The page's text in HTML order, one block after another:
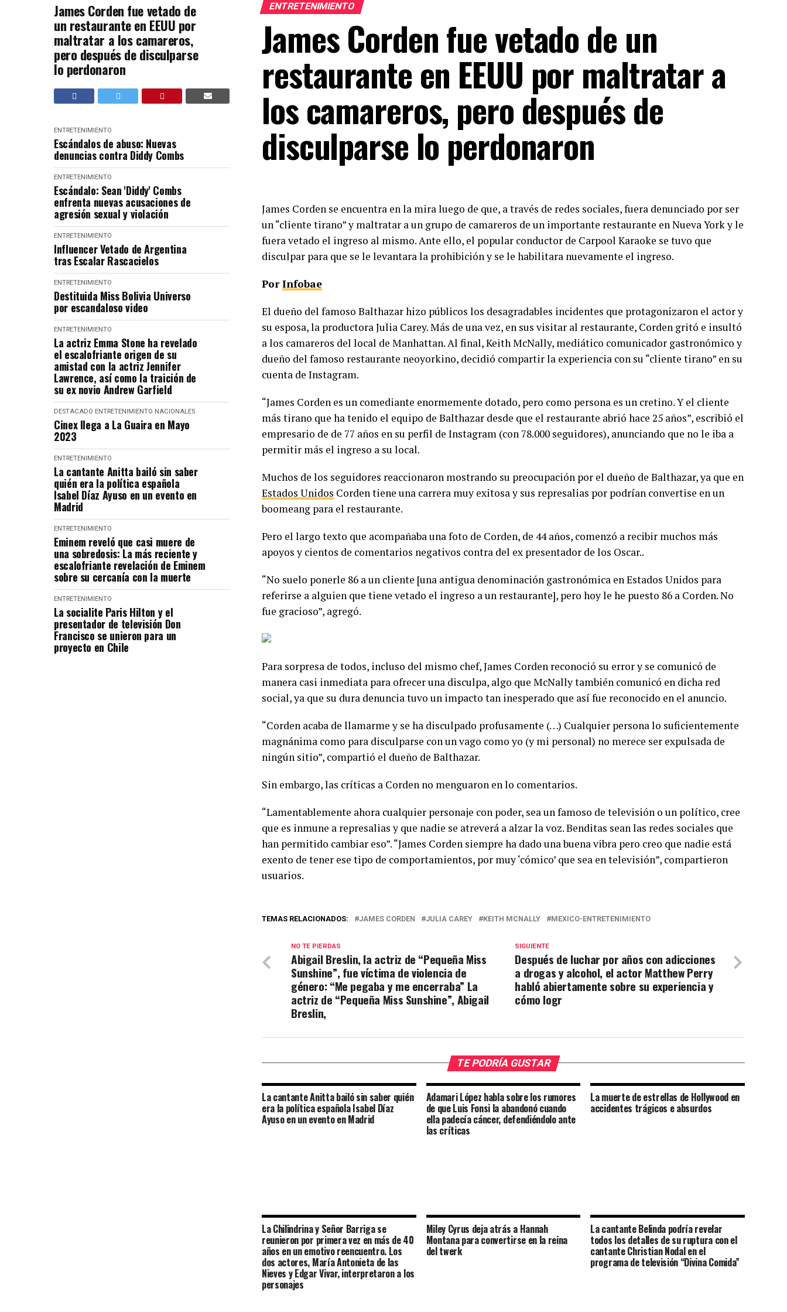
James Corden fue vetado de
un restaurante en EEUU por
maltratar a los camareros,
pero después de disculparse
lo perdonaron
ENTRETENIMIENTO
Escándalos de abuso: Nuevas
denuncias contra Diddy Combs
ENTRETENIMIENTO
Escándalo: Sean 'Diddy' Combs
enfrenta nuevas acusaciones de
agresión sexual y violación
ENTRETENIMIENTO
Influencer Vetado de Argentina
tras Escalar Rascacielos
ENTRETENIMIENTO
Destituida Miss Bolivia Universo
por escandaloso video
ENTRETENIMIENTO
La actriz Emma Stone ha revelado
el escalofriante origen de su
amistad con la actriz Jennifer
Lawrence, así como la traición de
su ex novio Andrew Garfield
DESTACADO ENTRETENIMIENTO NACIONALES
Cinex llega a La Guaira en Mayo
2023
ENTRETENIMIENTO
La cantante Anitta bailó sin saber
quién era la política española
Isabel Díaz Ayuso en un evento en
Madrid
ENTRETENIMIENTO
Eminem reveló que casi muere de
una sobredosis: La más reciente y
escalofriante revelación de Eminem
sobre su cercanía con la muerte
ENTRETENIMIENTO
La socialite Paris Hilton y el
presentador de televisión Don
Francisco se unieron para un
proyecto en Chile
ENTRETENIMIENTO
James Corden fue vetado de un
restaurante en EEUU por maltratar a
los camareros, pero después de
disculparse lo perdonaron
James Corden se encuentra en la mira luego de que, a través de redes sociales, fuera denunciado por ser
un “cliente tirano” y maltratar a un grupo de camareros de un importante restaurante en Nueva York y le
fuera vetado el ingreso al mismo. Ante ello, el popular conductor de Carpool Karaoke se tuvo que
disculpar para que se le levantara la prohibición y se le habilitara nuevamente el ingreso.
PorInfobae
El dueño del famoso Balthazar hizo públicos los desagradables incidentes que protagonizaron el actor y
su esposa, la productora Julia Carey. Más de una vez, en sus visitar al restaurante, Corden gritó e insultó
a los camareros del local de Manhattan. Al final, Keith McNally, mediático comunicador gastronómico y
dueño del famoso restaurante neoyorkino, decidió compartir la experiencia con su “cliente tirano” en su
cuenta de Instagram.
“James Corden es un comediante enormemente dotado, pero como persona es un cretino. Y el cliente
más tirano que ha tenido el equipo de Balthazar desde que el restaurante abrió hace 25 años”, escribió el
empresario de de 77 años en su perfil de Instagram (con 78.000 seguidores), anunciando que no le iba a
permitir más el ingreso a su local.
Muchos de los seguidores reaccionaron mostrando su preocupación por el dueño de Balthazar, ya que en
Estados Unidos Corden tiene una carrera muy exitosa y sus represalias por podrían convertise en un
boomeang para el restaurante.
Pero el largo texto que acompañaba una foto de Corden, de 44 años, comenzó a recibir muchos más
apoyos y cientos de comentarios negativos contra del ex presentador de los Oscar..
“No suelo ponerle 86 a un cliente [una antigua denominación gastronómica en Estados Unidos para
referirse a alguien que tiene vetado el ingreso a un restaurante], pero hoy le he puesto 86 a Corden. No
fue gracioso”, agregó.
Para sorpresa de todos, incluso del mismo chef, James Corden reconoció su error y se comunicó de
manera casi inmediata para ofrecer una disculpa, algo que McNally también comunicó en dicha red
social, ya que su dura denuncia tuvo un impacto tan inesperado que así fue reconocido en el anuncio.
“Corden acaba de llamarme y se ha disculpado profusamente (…) Cualquier persona lo suficientemente
magnánima como para disculparse con un vago como yo (y mi personal) no merece ser expulsada de
ningún sitio”, compartió el dueño de Balthazar.
Sin embargo, las críticas a Corden no menguaron en lo comentarios.
“Lamentablemente ahora cualquier personaje con poder, sea un famoso de televisión o un político, cree
que es inmune a represalias y que nadie se atreverá a alzar la voz. Benditas sean las redes sociales que
han permitido cambiar eso”. “James Corden siempre ha dado una buena vibra pero creo que nadie está
exento de tener ese tipo de comportamientos, por muy ‘cómico’ que sea en televisión”, compartieron
usuarios.
TEMAS RELACIONADOS: JAMES CORDEN JULIA CAREY KEITH MCNALLY MEXICO-ENTRETENIMIENTO
SIGUIENTE
Después de luchar por años con adicciones
a drogas y alcohol, el actor Matthew Perry
habló abiertamente sobre su experiencia y
cómo logr
NO TE PIERDAS
Abigail Breslin, la actriz de “Pequeña Miss
Sunshine”, fue víctima de violencia de
género: “Me pegaba y me encerraba” La
actriz de “Pequeña Miss Sunshine”, Abigail
Breslin,
TE PODRÍA GUSTAR
La cantante Anitta bailó sin saber quién
era la política española Isabel Díaz
Ayuso en un evento en Madrid
Adamari López habla sobre los rumores
de que Luis Fonsi la abandonó cuando
ella padecía cáncer, defendiéndolo ante
las críticas
La muerte de estrellas de Hollywood en
accidentes trágicos e absurdos
La Chilindrina y Señor Barriga se
reunieron por primera vez en más de 40
años en un emotivo reencuentro. Los
dos actores, María Antonieta de las
Nieves y Edgar Vivar, interpretaron a los
personajes
Miley Cyrus deja atrás a Hannah
Montana para convertirse en la reina
del twerk
La cantante Belinda podría revelar
todos los detalles de su ruptura con el
cantante Christian Nodal en el
programa de televisión “Divina Comida”